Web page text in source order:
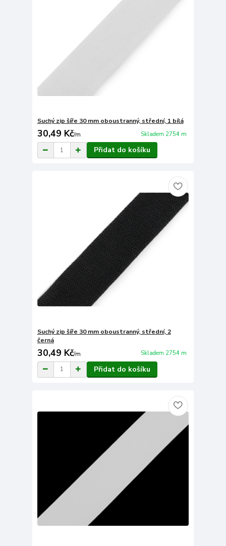
Suchý zip šíře 30 mm oboustranný, střední, 1 bílá
30,49 Kč/m Skladem 2754 m
Přidat do košíku
Suchý zip šíře 30 mm oboustranný, střední, 2
černá
30,49 Kč/m Skladem 2754 m
Přidat do košíku